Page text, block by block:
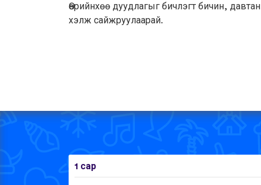
Өөрийнхөө дуудлагыг бичлэгт бичин, давтан
хэлж сайжруулаарай.
1 сар